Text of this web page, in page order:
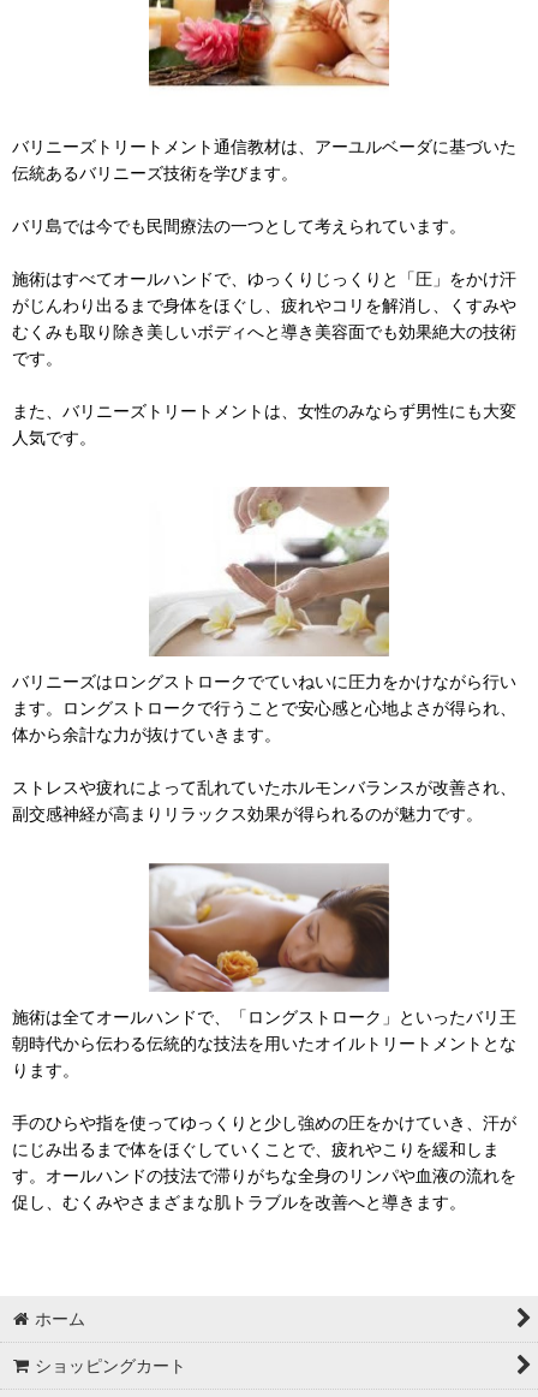
バリニーズトリートメント通信教材は、アーユルベーダに基づいた
伝統あるバリニーズ技術を学びます。
バリ島では今でも民間療法の一つとして考えられています。
施術はすべてオールハンドで、ゆっくりじっくりと「圧」をかけ汗
がじんわり出るまで身体をほぐし、疲れやコリを解消し、くすみや
むくみも取り除き美しいボディへと導き美容面でも効果絶大の技術
です。
また、バリニーズトリートメントは、女性のみならず男性にも大変
人気です。
バリニーズはロングストロークでていねいに圧力をかけながら行い
ます。ロングストロークで行うことで安心感と心地よさが得られ、
体から余計な力が抜けていきます。
ストレスや疲れによって乱れていたホルモンバランスが改善され、
副交感神経が高まりリラックス効果が得られるのが魅力です。
施術は全てオールハンドで、「ロングストローク」といったバリ王
朝時代から伝わる伝統的な技法を用いたオイルトリートメントとな
ります。
手のひらや指を使ってゆっくりと少し強めの圧をかけていき、汗が
にじみ出るまで体をほぐしていくことで、疲れやこりを緩和しま
す。オールハンドの技法で滞りがちな全身のリンパや血液の流れを
促し、むくみやさまざまな肌トラブルを改善へと導きます。
ホーム
ショッピングカート